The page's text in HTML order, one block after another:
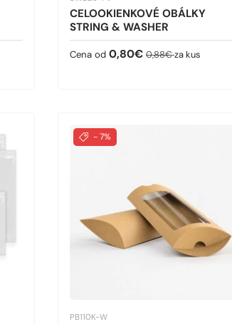
CELOOKIENKOVÉ OBÁLKY
STRING & WASHER
Predajná cena
Cena od 0,80€ Bežná cena
0,88€za kus
- 7%
PB110K-W